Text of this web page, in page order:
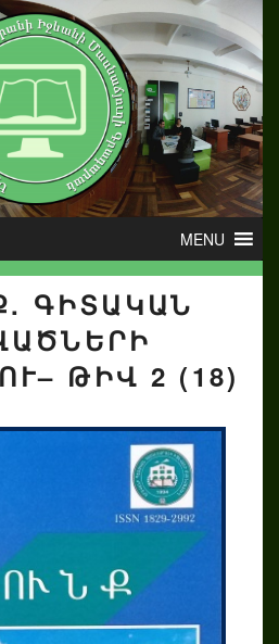
ԳԻՏԱԿԱՆ
ԹԻՎ 2 (18)